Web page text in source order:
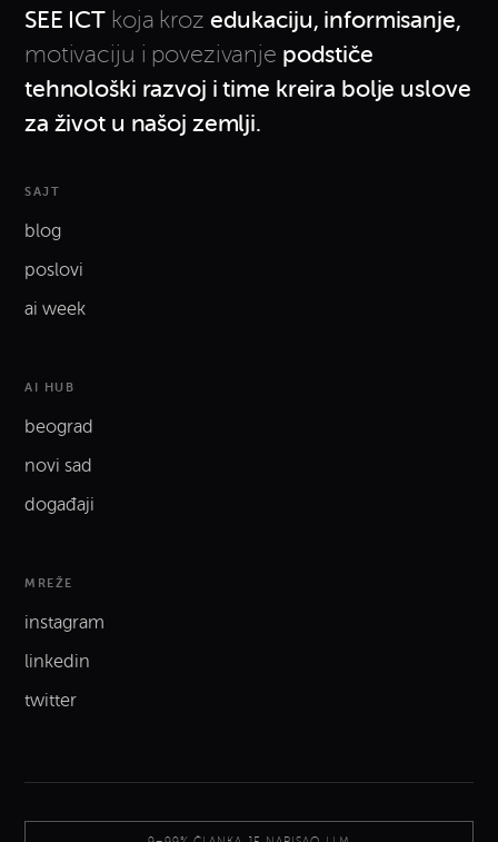
SEE ICT koja kroz edukaciju, informisanje,
motivaciju i povezivanje podstiče
tehnološki razvoj i time kreira bolje uslove
za život u našoj zemlji.
SAJT
blog
poslovi
ai week
AI HUB
beograd
novi sad
događaji
MREŽE
instagram
linkedin
twitter